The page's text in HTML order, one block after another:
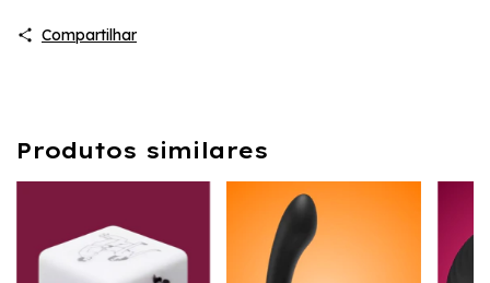
Compartilhar
Produtos similares